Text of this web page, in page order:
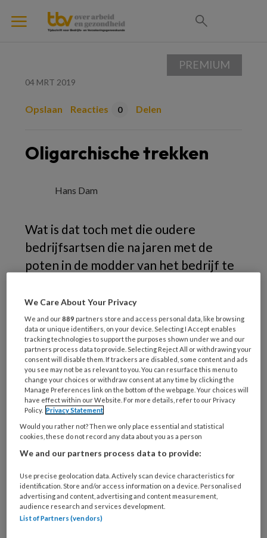
04 MRT 2019
Opslaan Reacties 0 Delen
Oligarchische trekken
Hans Dam
Wat is dat toch met die oudere
bedrijfsartsen die na jaren met de
poten in de modder van het bedrijf te
de droge dreven van de zorg.1 Voelen
ze zich niet gewaardeerd of missen ze
de erkenning van de grote jongens?
‘Je kunt altijd nog bedrijfsarts worden’,
Bekijk de mogelijkheden
Al abonnee?
PREMIUM
We Care About Your Privacy
We and our889 partners store and access personal data, like browsing
data or unique identifiers, on your device. Selecting I Accept enables
tracking technologies to support the purposes shown under we and our
partners process data to provide. Selecting Reject All or withdrawing your
consent will disable them. If trackers are disabled, some content and ads
you see may not be as relevant to you. You can resurface this menu to
change your choices or withdraw consent at any time by clicking the
Manage Preferences link on the bottom of the webpage. Your choices will
have effect within our Website. For more details, refer to our Privacy
Policy. Privacy Statement
Would you rather not? Then we only place essential and statistical
cookies, these do not record any data about you as a person
We and our partners process data to provide:
Use precise geolocation data. Actively scan device characteristics for
identification. Store and/or access information on a device. Personalised
advertising and content, advertising and content measurement,
audience research and services development.
List of Partners (vendors)